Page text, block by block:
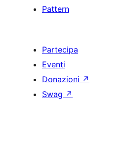
Pattern
Partecipa
Eventi
Donazioni ↗
Swag ↗